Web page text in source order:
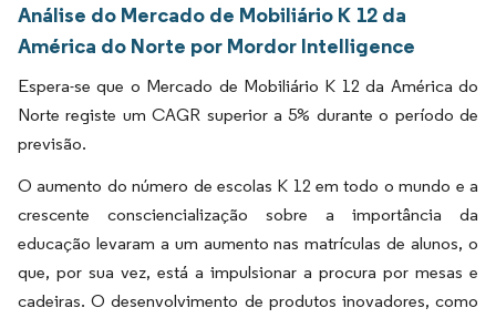
Análise do Mercado de Mobiliário K 12 da
América do Norte por Mordor Intelligence
Espera-se que o Mercado de Mobiliário K 12 da América do
Norte registe um CAGR superior a 5% durante o período de
previsão.
O aumento do número de escolas K 12 em todo o mundo e a
crescente consciencialização sobre a importância da
educação levaram a um aumento nas matrículas de alunos, o
que, por sua vez, está a impulsionar a procura por mesas e
cadeiras. O desenvolvimento de produtos inovadores, como